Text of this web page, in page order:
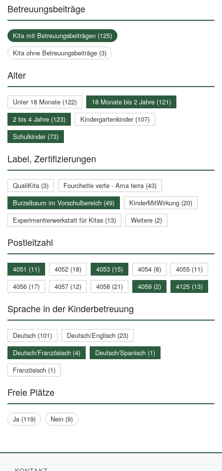
Betreuungsbeiträge
Kita mit Betreuungsbeiträgen (125)
Kita ohne Betreuungsbeiträge (3)
Alter
Unter 18 Monate (122)
18 Monate bis 2 Jahre (121)
2 bis 4 Jahre (123)
Kindergartenkinder (107)
Schulkinder (73)
Label, Zertifizierungen
QualiKita (3)
Fourchette verte - Ama terra (43)
Burzelbaum im Vorschulbereich (49)
KinderMitWirkung (20)
Experimentierwerkstatt für Kitas (13)
Weitere (2)
Postleitzahl
4051 (11) 4052 (18) 4053 (15) 4054 (8)
4055 (11)
4056 (17)
4057 (12) 4058 (21) 4059 (2) 4125 (13)
Sprache in der Kinderbetreuung
Deutsch (101)
Deutsch/Englisch (23)
Deutsch/Französisch (4)
Deutsch/Spanisch (1)
Französisch (1)
Freie Plätze
Ja (119) Nein (9)